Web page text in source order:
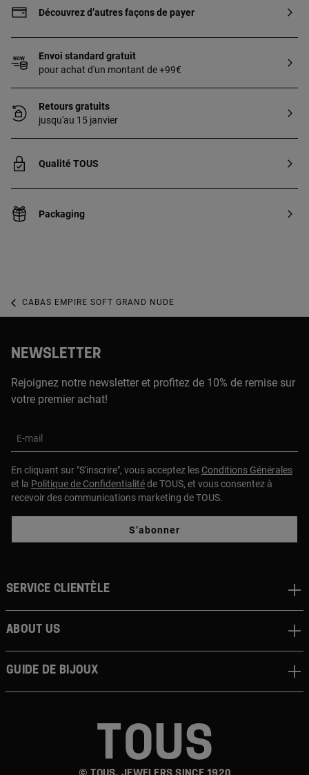
Découvrez d’autres façons de payer
Envoi standard gratuit
pour achat d'un montant de +99€
Retours gratuits
jusqu'au 15 janvier
Qualité TOUS
Packaging
CABAS EMPIRE SOFT GRAND NUDE
NEWSLETTER
Rejoignez notre newsletter et profitez de 10% de remise sur
votre premier achat!
E-mail
En cliquant sur "S'inscrire", vous acceptez les Conditions Générales
et la Politique de Confidentialitéde TOUS, et vous consentez à
recevoir des communications marketing de TOUS.
S’abonner
Service clientèle
About us
Guide de bijoux